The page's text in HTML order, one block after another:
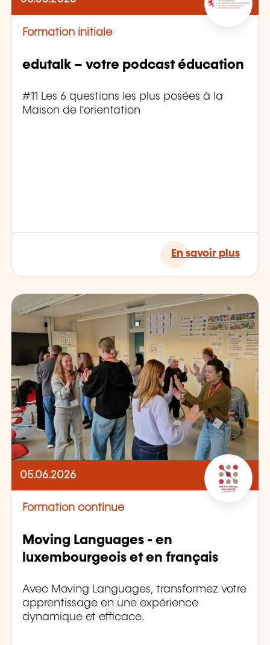
Formation initiale
edutalk – votre podcast éducation
#11 Les 6 questions les plus posées à la
Maison de l'orientation
En savoir plus
05.06.2026
Formation continue
Moving Languages - en
luxembourgeois et en français
Avec Moving Languages, transformez votre
apprentissage en une expérience
dynamique et efficace.